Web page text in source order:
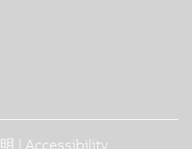
Accessibility